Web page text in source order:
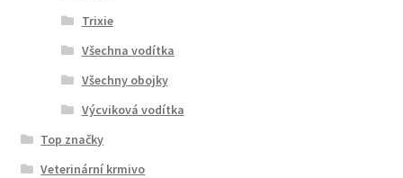
Trixie
Všechna vodítka
Všechny obojky
Výcviková vodítka
Top značky
Veterinární krmivo